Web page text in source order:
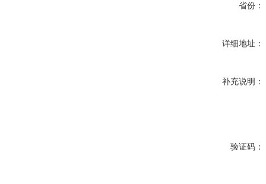
省份：
详细地址：
补充说明：
验证码：